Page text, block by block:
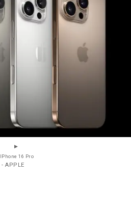
IPhone 16 Pro
- APPLE